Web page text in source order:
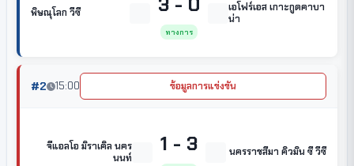
พิษณุโลก วีซี
ทางการ
เอโฟร์เอส เกาะกูดคาบา
น่า
#2 15:00 ข้อมูลการแข่งขัน
จีแอลโอ มิราเคิล นคร
นนท์
1 - 3 นครราชสีมา คิวมิน ซี วีซี